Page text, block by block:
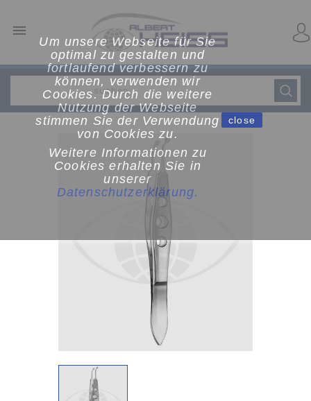
Um unsere Webseite für Sie
optimal zu gestalten und
fortlaufend verbessern zu
können, verwenden wir
Cookies. Durch die weitere
Nutzung der Webseite
stimmen Sie der Verwendung
von Cookies zu.
Weitere Informationen zu
Cookies erhalten Sie in
unserer
Datenschutzerklärung.
close
